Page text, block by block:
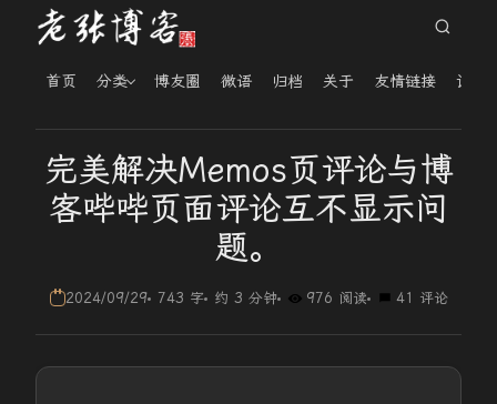
首页 分类 博友圈 微语 归档 关于 友情链接 读者
完美解决Memos页评论与博
客哔哔页面评论互不显示问
题。
2024/09/29 743 字 约 3 分钟 976 阅读 41 评论